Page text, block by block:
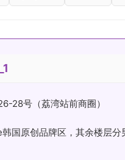
28号（荔湾站前商圈）
国原创品牌区，其余楼层